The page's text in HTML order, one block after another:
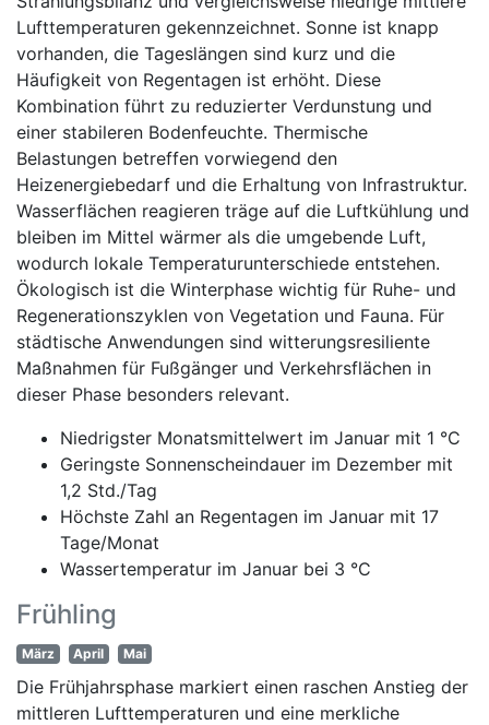
Lufttemperaturen gekennzeichnet. Sonne ist knapp
vorhanden, die Tageslängen sind kurz und die
Häufigkeit von Regentagen ist erhöht. Diese
Kombination führt zu reduzierter Verdunstung und
einer stabileren Bodenfeuchte. Thermische
Belastungen betreffen vorwiegend den
Heizenergiebedarf und die Erhaltung von Infrastruktur.
Wasserflächen reagieren träge auf die Luftkühlung und
bleiben im Mittel wärmer als die umgebende Luft,
wodurch lokale Temperaturunterschiede entstehen.
Ökologisch ist die Winterphase wichtig für Ruhe- und
Regenerationszyklen von Vegetation und Fauna. Für
städtische Anwendungen sind witterungsresiliente
Maßnahmen für Fußgänger und Verkehrsflächen in
dieser Phase besonders relevant.
Niedrigster Monatsmittelwert im Januar mit 1 °C
Geringste Sonnenscheindauer im Dezember mit
1,2 Std./Tag
Höchste Zahl an Regentagen im Januar mit 17
Tage/Monat
Wassertemperatur im Januar bei 3 °C
Frühling
März April Mai
Die Frühjahrsphase markiert einen raschen Anstieg der
mittleren Lufttemperaturen und eine merkliche